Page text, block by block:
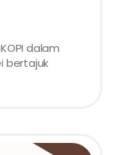
dalam
bertajuk